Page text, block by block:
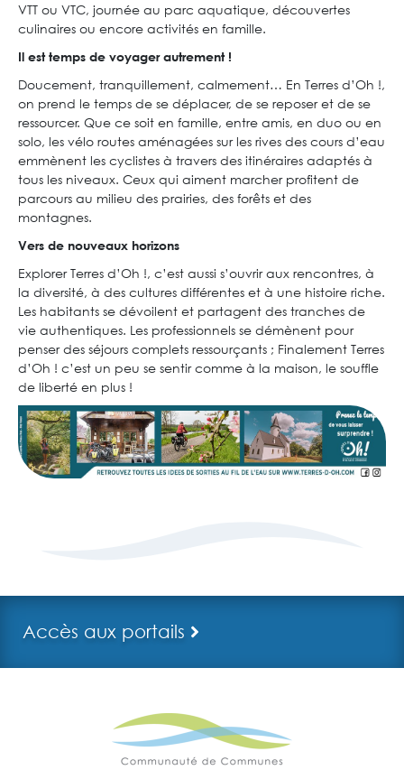
VTT ou VTC, journée au parc aquatique, découvertes
culinaires ou encore activités en famille.
Il est temps de voyager autrement !
Doucement, tranquillement, calmement… En Terres d’Oh !,
on prend le temps de se déplacer, de se reposer et de se
ressourcer. Que ce soit en famille, entre amis, en duo ou en
solo, les vélo routes aménagées sur les rives des cours d’eau
emmènent les cyclistes à travers des itinéraires adaptés à
tous les niveaux. Ceux qui aiment marcher profitent de
parcours au milieu des prairies, des forêts et des
montagnes.
Vers de nouveaux horizons
Explorer Terres d’Oh !, c’est aussi s’ouvrir aux rencontres, à
la diversité, à des cultures différentes et à une histoire riche.
Les habitants se dévoilent et partagent des tranches de
vie authentiques. Les professionnels se démènent pour
penser des séjours complets ressourçants ; Finalement Terres
d’Oh ! c’est un peu se sentir comme à la maison, le souffle
de liberté en plus !
Accès aux portails